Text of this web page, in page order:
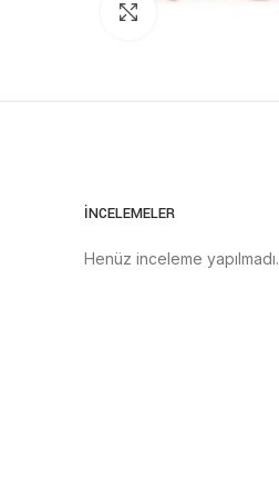
İNCELEMELER
Henüz inceleme yapılmadı.